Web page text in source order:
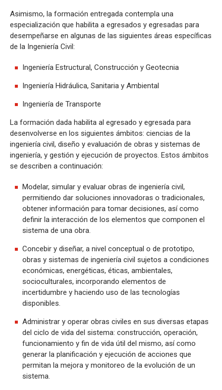
Asimismo, la formación entregada contempla una
especialización que habilita a egresados y egresadas para
desempeñarse en algunas de las siguientes áreas específicas
de la Ingeniería Civil:
Ingeniería Estructural, Construcción y Geotecnia
Ingeniería Hidráulica, Sanitaria y Ambiental
Ingeniería de Transporte
La formación dada habilita al egresado y egresada para
desenvolverse en los siguientes ámbitos: ciencias de la
ingeniería civil, diseño y evaluación de obras y sistemas de
ingeniería, y gestión y ejecución de proyectos. Estos ámbitos
se describen a continuación:
Modelar, simular y evaluar obras de ingeniería civil,
permitiendo dar soluciones innovadoras o tradicionales,
obtener información para tomar decisiones, así como
definir la interacción de los elementos que componen el
sistema de una obra.
Concebir y diseñar, a nivel conceptual o de prototipo,
obras y sistemas de ingeniería civil sujetos a condiciones
económicas, energéticas, éticas, ambientales,
socioculturales, incorporando elementos de
incertidumbre y haciendo uso de las tecnologías
disponibles.
Administrar y operar obras civiles en sus diversas etapas
del ciclo de vida del sistema: construcción, operación,
funcionamiento y fin de vida útil del mismo, así como
generar la planificación y ejecución de acciones que
permitan la mejora y monitoreo de la evolución de un
sistema.